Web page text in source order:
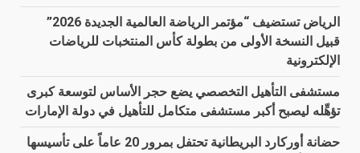
الرياض تستضيف “مؤتمر الرياضة العالمية الجديدة 2026”
قبيل النسخة الأولى من بطولة كأس المنتخبات للرياضات
الإلكترونية
مستشفى التأهيل التخصصي يضع حجر الأساس لتوسعة كبرى
تؤهِّله ليصبح أكبر مستشفى متكامل للتأهيل في دولة الإمارات
حضانة أوركارد البريطانية تحتفل بمرور 20 عاماً على تأسيسها